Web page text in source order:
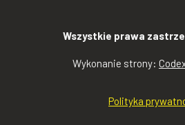
Wszystkie prawa
Wykonanie strony:
Polityka